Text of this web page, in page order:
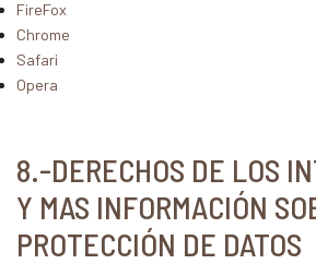
FireFox
Chrome
Safari
Opera
8.-DERECHOS DE LOS
Y MAS INFORMACIÓN
PROTECCIÓN DE DATOS